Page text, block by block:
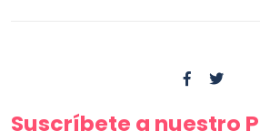
Suscríbete a nuestro